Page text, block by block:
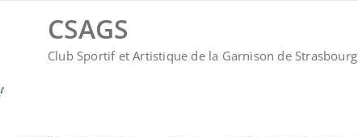
CSAGS
Club Sportif et Artistique de la Garnison de Strasbourg